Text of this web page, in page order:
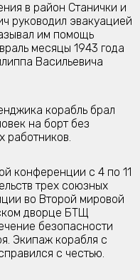
в район Станички и
руководил эвакуацией
им помощь
месяцы 1943 года
Васильевича
корабль брал
на борт без
конференции с 4 по 11
трех союзных
во Второй мировой
дворце БТЩ
безопасности
Экипаж корабля с
с честью.